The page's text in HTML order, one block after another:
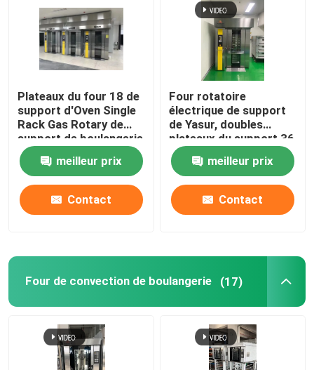
Maison
Des produits
Vidéos
Plateaux du four 18 de
support d'Oven Single
Rack Gas Rotary de
support de boulangerie
de Yasur 3kw 40X60cm
meilleur prix
Contact
Four rotatoire
électrique de support
de Yasur, doubles
plateaux du support 36
40X60cm, pour le pain
de cuisson, gâteaux,
Pizz
meilleur prix
Contact
Four de convection de boulangerie (17)